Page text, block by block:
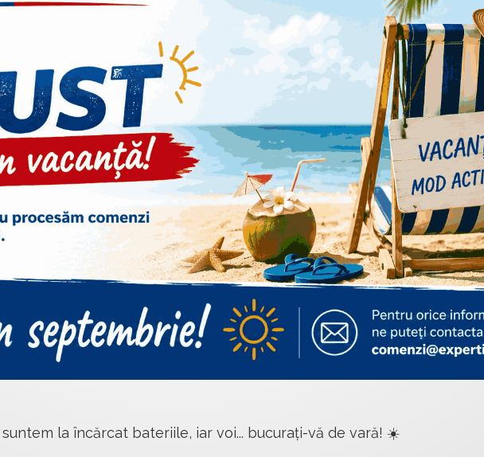
suntem la încărcat bateriile, iar voi... bucurați-vă de vară! ☀️